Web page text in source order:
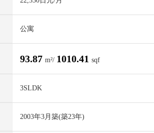
公寓
93.87 m²/ 1010.41 sqf
3SLDK
2003年3月築(築23年)